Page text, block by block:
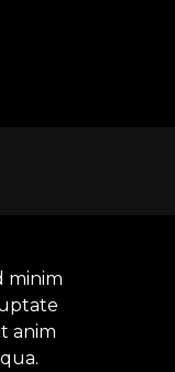
minim
anim